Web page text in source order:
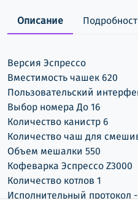
Описание
Версия Эспрессо
Вместимость чашек 620
Пользовательский
Выбор номера До 16
Количество канистр 6
Количество чаш для
Объем мешалки 550
Кофеварка Эспрессо Z3000
Количество котлов 1
Исполнительный протокол -